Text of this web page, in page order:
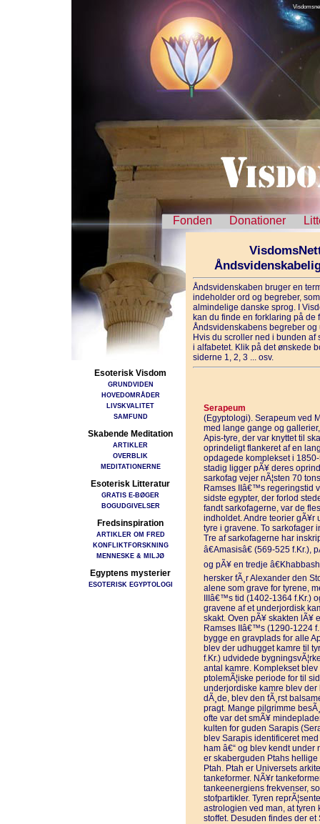
Fonden Donationer
Esoterisk Visdom
GRUNDVIDEN
HOVEDOMRÅDER
LIVSKVALITET
SAMFUND
Skabende Meditation
ARTIKLER
OVERBLIK
MEDITATIONERNE
Esoterisk Litteratur
GRATIS E-BØGER
BOGUDGIVELSER
Fredsinspiration
ARTIKLER OM FRED
KONFLIKTFORSKNING
MENNESKE & MILJØ
Egyptens mysterier
ESOTERISK EGYPTOLOGI
Åndsvidenskaben bruger en
indeholder ord og begreber,
almindelige danske sprog. I
kan du finde en forklaring på de
Åndsvidenskabens begreber og
Hvis du scroller ned i bunden
i alfabetet. Klik på det ønskede
siderne 1, 2, 3 ... osv.
Serapeum
(Egyptologi). Serapeum ved
med lange gange og
Apis-tyre, der var knyttet til
oprindeligt flankeret af en
opdagede komplekset i
stadig ligger pÃ¥ deres
sarkofag vejer nÃ¦sten 70
Ramses IIâ€™s regeringstid
sidste egypter, der forlod
fandt sarkofagerne, var de
indholdet. Andre teorier gÃ¥r
tyre i gravene. To sarkofager
Tre af sarkofagerne har
â€Amasisâ€ (569-525 f.Kr.),
og pÃ¥ en tredje
hersker fÃ¸r Alexander den
alene som grave for tyrene,
IIIâ€™s tid (1402-1364 f.Kr.)
gravene af et underjordisk
skakt. Oven pÃ¥ skakten lÃ¥
Ramses IIâ€™s (1290-1224
bygge en gravplads for alle
blev der udhugget kamre til
f.Kr.) udvidede
antal kamre. Komplekset
ptolemÃ¦iske periode for til
underjordiske kamre blev der
dÃ¸de, blev den fÃ¸rst
pragt. Mange pilgrimme
ofte var det smÃ¥
kulten for guden Sarapis
blev Sarapis identificeret
ham â€“ og blev kendt
er skaberguden Ptahs hellige
Ptah. Ptah er Universets
tankeformer. NÃ¥r
tankeenergiens frekvenser,
stofpartikler. Tyren
astrologien ved man, at tyren
stoffet. Desuden findes der